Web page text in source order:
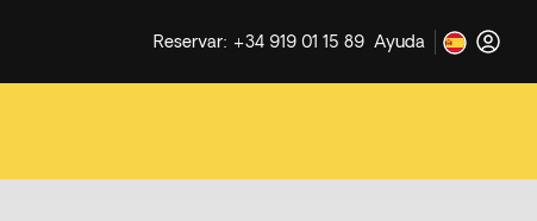
Reservar: +34 919 01 15 89 Ayuda